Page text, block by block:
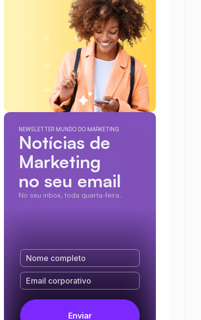
NEWSLETTER MUNDO DO MARKETING
Notícias de
Marketing
no seu email
No seu inbox, toda quarta-feira.